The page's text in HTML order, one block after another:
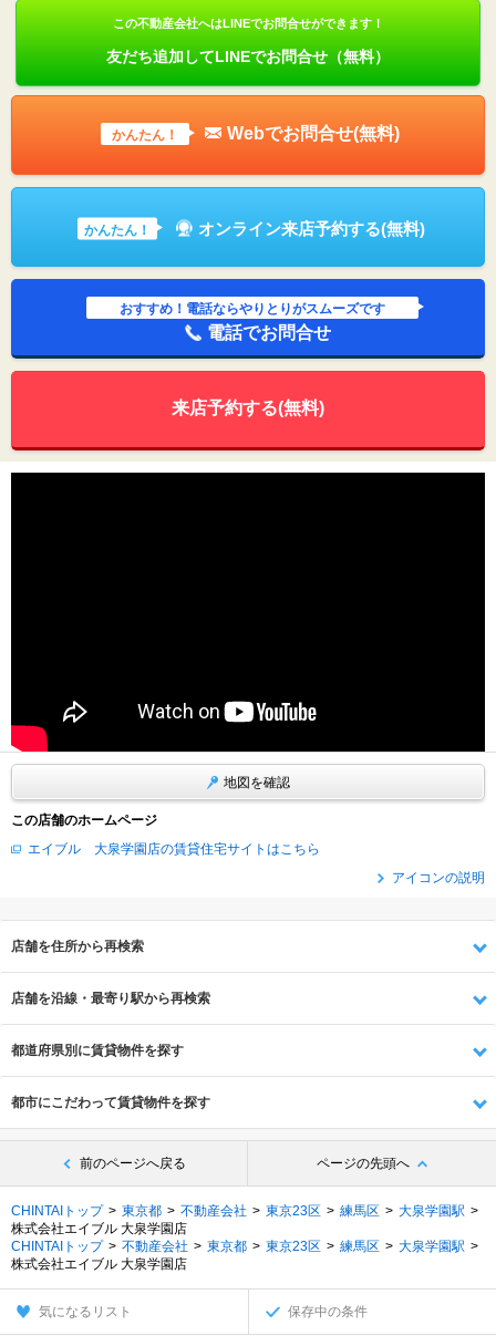
この不動産会社へはLINEでお問合せができます！
友だち追加してLINEでお問合せ（無料）
かんたん！ Webでお問合せ(無料)
かんたん！ オンライン来店予約する(無料)
おすすめ！電話ならやりとりがスムーズです
電話でお問合せ
来店予約する(無料)
地図を確認
この店舗のホームページ
エイブル 大泉学園店の賃貸住宅サイトはこちら
アイコンの説明
店舗を住所から再検索
店舗を沿線・最寄り駅から再検索
都道府県別に賃貸物件を探す
都市にこだわって賃貸物件を探す
前のページへ戻る ページの先頭へ
CHINTAIトップ 東京都 不動産会社 東京23区 練馬区
大泉学園駅
株式会社エイブル 大泉学園店
CHINTAIトップ
不動産会社 東京都 東京23区 練馬区
大泉学園駅
株式会社エイブル 大泉学園店
気になるリスト 保存中の条件